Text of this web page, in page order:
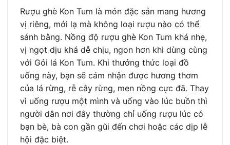
Rượu ghè Kon Tum là món đặc sản mang hương
vị riêng, mới lạ mà không loại rượu nào có thể
sánh bằng. Nồng độ rượu ghè Kon Tum khá nhẹ,
vị ngọt dịu khá dễ chịu, ngon hơn khi dùng cùng
với Gỏi lá Kon Tum. Khi thưởng thức loại đồ
uống này, bạn sẽ cảm nhận được hương thơm
của lá rừng, rễ cây rừng, men nồng cực đã. Thay
vì uống rượu một mình và uống vào lúc buồn thì
người dân nơi đây thường chỉ uống rượu lúc có
bạn bè, bà con gần gũi đến chơi hoặc các dịp lễ
hội đặc biệt.